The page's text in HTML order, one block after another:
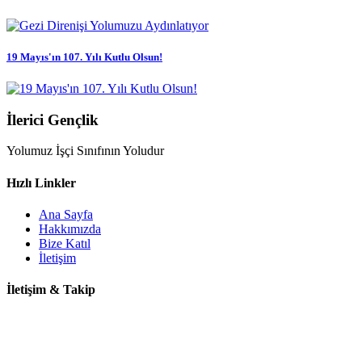
19 Mayıs'ın 107. Yılı Kutlu Olsun!
İlerici Gençlik
Yolumuz İşçi Sınıfının Yoludur
Hızlı Linkler
Ana Sayfa
Hakkımızda
Bize Katıl
İletişim
İletişim & Takip